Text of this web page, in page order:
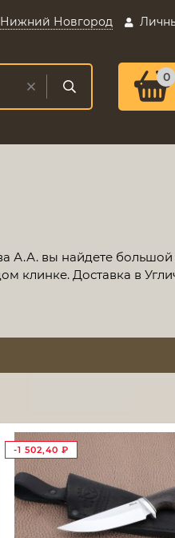
Нижний Новгород
0
вы найдете большой
клинке. Доставка в
-1 502,40 ₽